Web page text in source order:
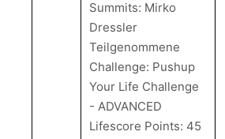
Summits: Mirko
Dressler
Teilgenommene
Challenge: Pushup
Your Life Challenge
- ADVANCED
Lifescore Points: 45